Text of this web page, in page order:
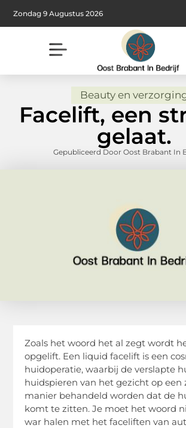
Zondag 9 Augustus 2026
Beauty en
Facelift, een
gelaat.
Gepubliceerd Door Oost Brabant In
Zoals het woord het al zegt wordt
opgelift. Een liquid facelift is een
huidoperatie, waarbij de verslapte
huidspieren van het gezicht op een
manier behandeld worden dat de
komt te zitten. Je moet het woord
war halen met het faceliften van